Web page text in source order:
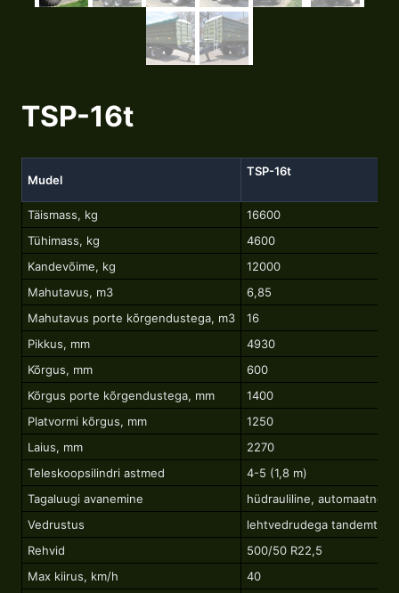
TSP-16t
Mudel
TSP-16t
Täismass, kg
16600
Tühimass, kg
4600
Kandevõime, kg
12000
Mahutavus, m3
6,85
Mahutavus porte kõrgendustega, m3
16
Pikkus, mm
4930
Kõrgus, mm
600
Kõrgus porte kõrgendustega, mm
1400
Platvormi kõrgus, mm
1250
Laius, mm
2270
Teleskoopsilindri astmed
4-5 (1,8 m)
Tagaluugi avanemine
hüdrauliline, automaatne
Vedrustus
lehtvedrudega tandemtelg
Rehvid
500/50 R22,5
Max kiirus, km/h
40